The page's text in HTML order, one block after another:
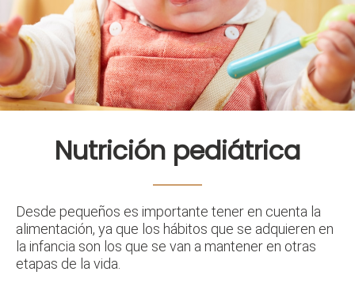
Nutrición pediátrica
Desde pequeños es importante tener en cuenta la
alimentación, ya que los hábitos que se adquieren en
la infancia son los que se van a mantener en otras
etapas de la vida.